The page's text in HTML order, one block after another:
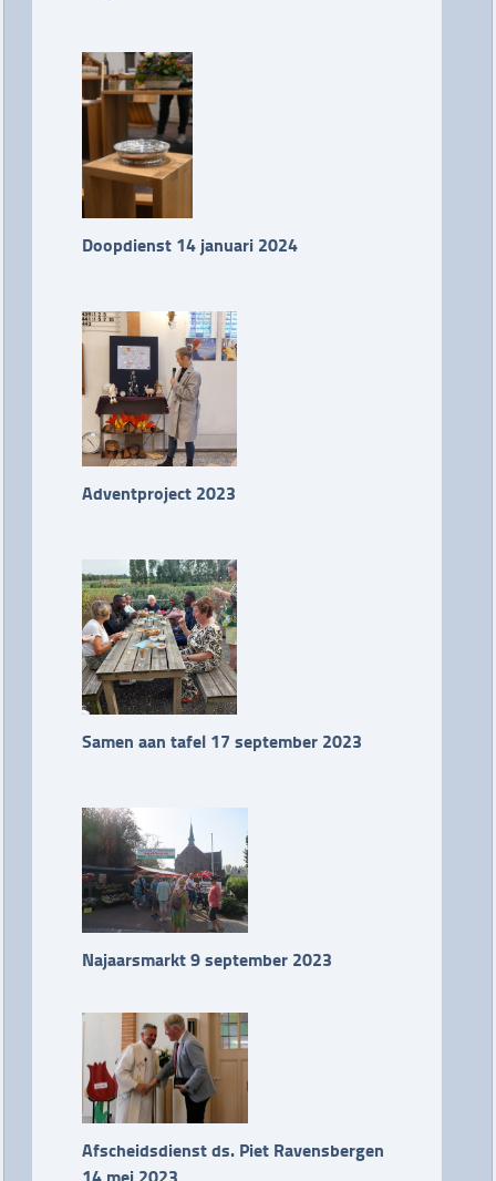
Doopdienst 14 januari 2024
Adventproject 2023
Samen aan tafel 17 september 2023
Najaarsmarkt 9 september 2023
Afscheidsdienst ds. Piet Ravensbergen